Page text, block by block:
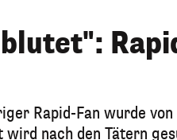
Rapid-Fan wurde
nach den Tätern